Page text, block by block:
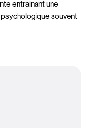
entrainant une
souvent